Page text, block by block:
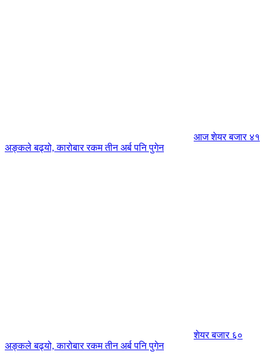
आज शेयर बजार ४१
अङ्कले बढ्यो, कारोबार रकम तीन अर्ब पनि पुगेन
शेयर बजार ६०
अङ्कले बढ्यो, कारोबार रकम तीन अर्ब पनि पुगेन